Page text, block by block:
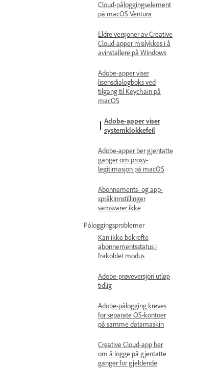
Cloud-påloggingselement
på macOS Ventura
Eldre versjoner av Creative
Cloud-apper mislykkes i å
avinstallere på Windows
Adobe-apper viser
lisensdialogboks ved
tilgang til Keychain på
macOS
Adobe-apper viser
systemklokkefeil
Adobe-apper ber gjentatte
ganger om proxy-
legitimasjon på macOS
Abonnements- og app-
språkinnstillinger
samsvarer ikke
Påloggingsproblemer
Kan ikke bekrefte
abonnementsstatus i
frakoblet modus
Adobe-prøveversjon utløp
tidlig
Adobe-pålogging kreves
for separate OS-kontoer
på samme datamaskin
Creative Cloud-app ber
om å logge på gjentatte
ganger for gjeldende